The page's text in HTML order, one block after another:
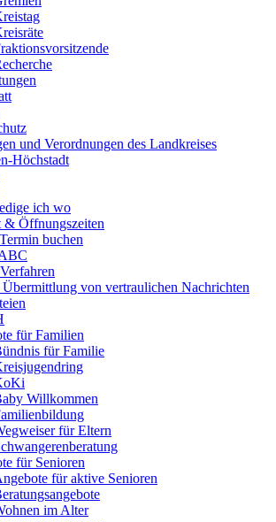
und Verordnungen des Landkreises
Höchstadt
ich wo
& Öffnungszeiten
buchen
Übermittlung von vertraulichen Nachrichten
für Familien
für Familie
Willkommen
für Eltern
für Senioren
für aktive Senioren
im Alter